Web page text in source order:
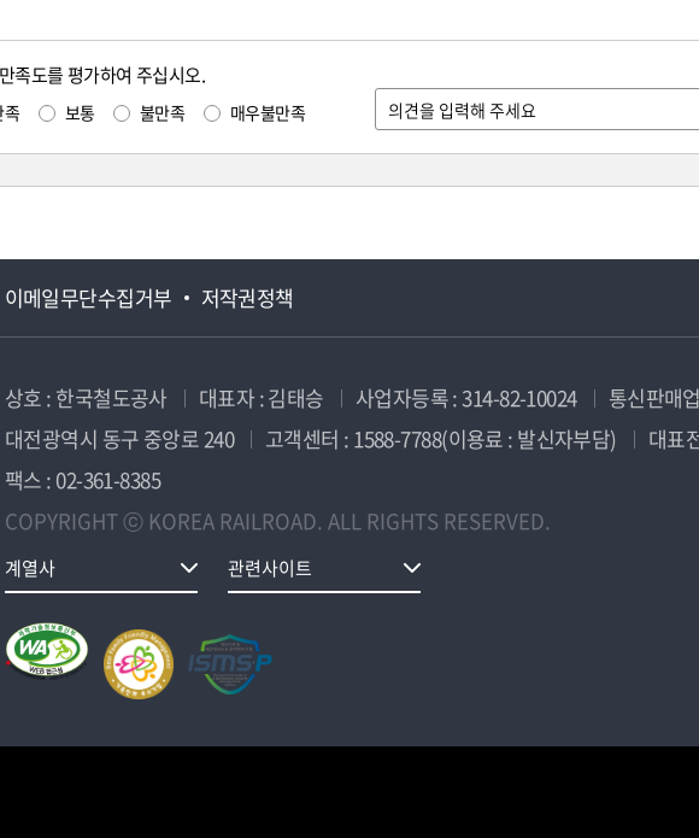
족도를 평가하여 주십시오.
족 보통 불만족 매우불만족
이메일무단수집거부 저작권정책
상호 : 한국철도공사 대표자 : 김태승 사업자등록 : 314-82-10024
통신판매
대전광역시 동구 중앙로 240
고객센터 : 1588-7788(이용료 : 발신자부담)
대표
팩스 : 02-361-8385
COPYRIGHT ⓒ KOREA RAILROAD. ALL RIGHTS RESERVED.
계열사 관련사이트